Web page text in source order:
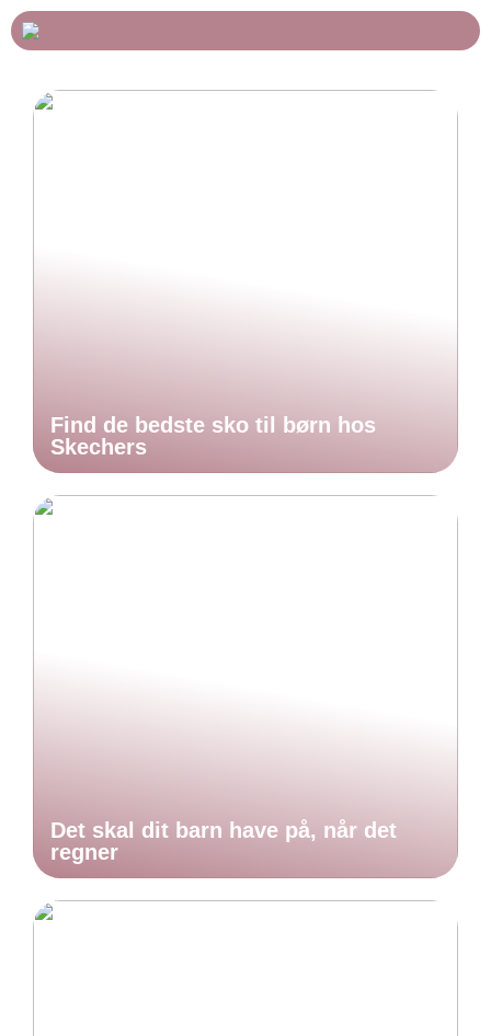
Find de bedste sko til børn hos
Skechers
Det skal dit barn have på, når det
regner